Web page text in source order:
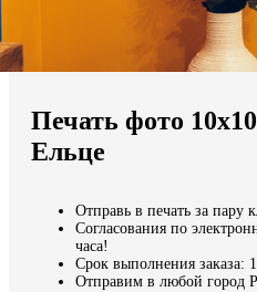
Мы доставляем по всему миру
Продолжить без города
Печать фото
Ельце
Отправь в печать за пару
Согласования по
часа!
Срок выполнения заказа:
Отправим в любой город